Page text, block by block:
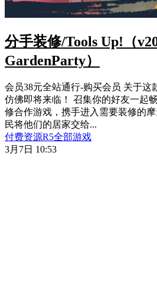
分手装修/Tools Up!（
GardenParty）
会员38元全站通行-购买会员 关于这
仿佛即将来临！ 召集你的好友一起
修合作游戏，携手进入需要装修的
民将他们的居家交给...
付费资源R5全部游戏
3月7日 10:53